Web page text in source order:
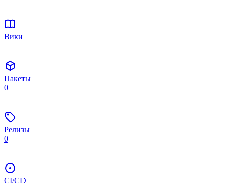
Вики
Пакеты
0
Релизы
0
CI/CD